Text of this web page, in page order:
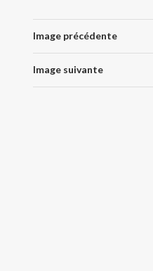
Image précédente
Image suivante